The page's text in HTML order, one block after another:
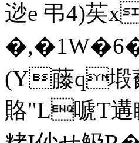
逤e 弔4)苵
(Y藤q塅
賂"L嗁T遘